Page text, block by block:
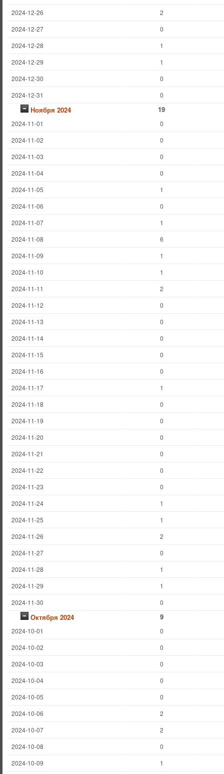
2024-12-26
2
2024-12-27
0
2024-12-28
1
2024-12-29
1
2024-12-30
0
2024-12-31
0
Ноября 2024 19
2024-11-01
0
2024-11-02
0
2024-11-03
0
2024-11-04
0
2024-11-05
1
2024-11-06
0
2024-11-07
1
2024-11-08
6
2024-11-09
1
2024-11-10
1
2024-11-11
2
2024-11-12
0
2024-11-13
0
2024-11-14
0
2024-11-15
0
2024-11-16
0
2024-11-17
1
2024-11-18
0
2024-11-19
0
2024-11-20
0
2024-11-21
0
2024-11-22
0
2024-11-23
0
2024-11-24
1
2024-11-25
1
2024-11-26
2
2024-11-27
0
2024-11-28
1
2024-11-29
1
2024-11-30
0
Октября 2024 9
2024-10-01
0
2024-10-02
0
2024-10-03
0
2024-10-04
0
2024-10-05
0
2024-10-06
2
2024-10-07
2
2024-10-08
0
2024-10-09
1